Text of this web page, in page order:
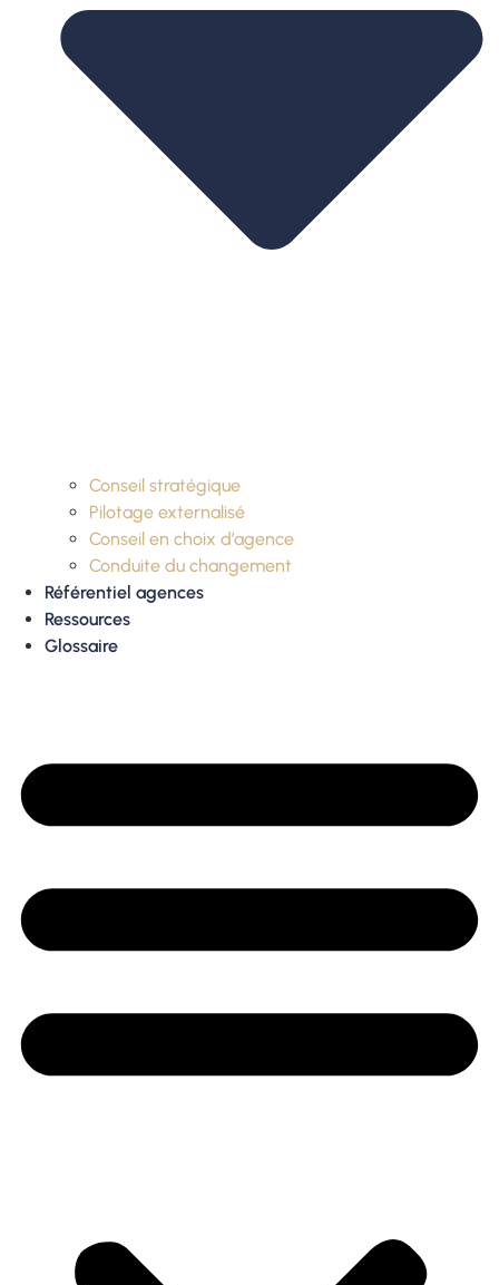
Conseil stratégique
Pilotage externalisé
Conseil en choix d’agence
Conduite du changement
Référentiel agences
Ressources
Glossaire